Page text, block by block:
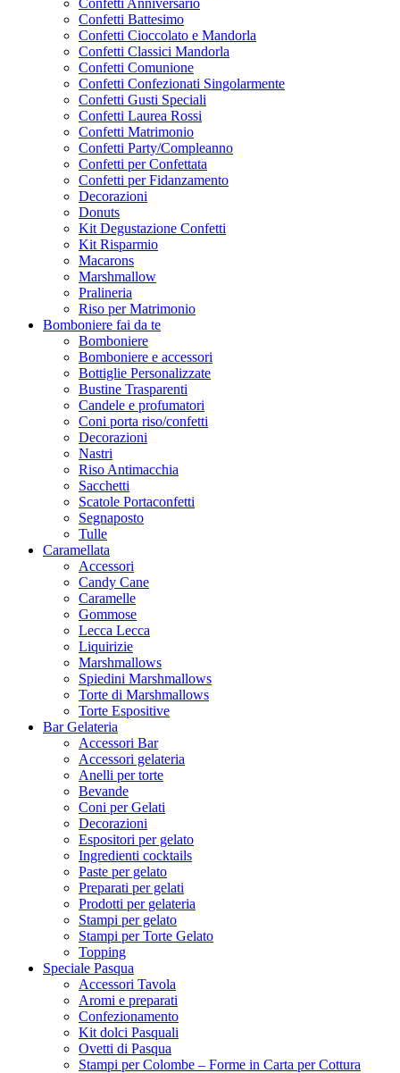
Confetti Anniversario
Confetti Battesimo
Confetti Cioccolato e Mandorla
Confetti Classici Mandorla
Confetti Comunione
Confetti Confezionati Singolarmente
Confetti Gusti Speciali
Confetti Laurea Rossi
Confetti Matrimonio
Confetti Party/Compleanno
Confetti per Confettata
Confetti per Fidanzamento
Decorazioni
Donuts
Kit Degustazione Confetti
Kit Risparmio
Macarons
Marshmallow
Pralineria
Riso per Matrimonio
Bomboniere fai da te
Bomboniere
Bomboniere e accessori
Bottiglie Personalizzate
Bustine Trasparenti
Candele e profumatori
Coni porta riso/confetti
Decorazioni
Nastri
Riso Antimacchia
Sacchetti
Scatole Portaconfetti
Segnaposto
Tulle
Caramellata
Accessori
Candy Cane
Caramelle
Gommose
Lecca Lecca
Liquirizie
Marshmallows
Spiedini Marshmallows
Torte di Marshmallows
Torte Espositive
Bar Gelateria
Accessori Bar
Accessori gelateria
Anelli per torte
Bevande
Coni per Gelati
Decorazioni
Espositori per gelato
Ingredienti cocktails
Paste per gelato
Preparati per gelati
Prodotti per gelateria
Stampi per gelato
Stampi per Torte Gelato
Topping
Speciale Pasqua
Accessori Tavola
Aromi e preparati
Confezionamento
Kit dolci Pasquali
Ovetti di Pasqua
Stampi per Colombe – Forme in Carta per Cottura